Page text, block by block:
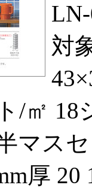
対
/㎡
マス
厚